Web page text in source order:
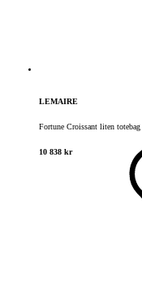
LEMAIRE
Fortune Croissant liten totebag
10 838 kr